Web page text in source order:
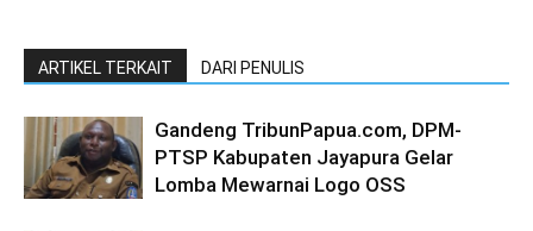
ARTIKEL TERKAIT DARI PENULIS
Gandeng TribunPapua.com, DPM-
PTSP Kabupaten Jayapura Gelar
Lomba Mewarnai Logo OSS